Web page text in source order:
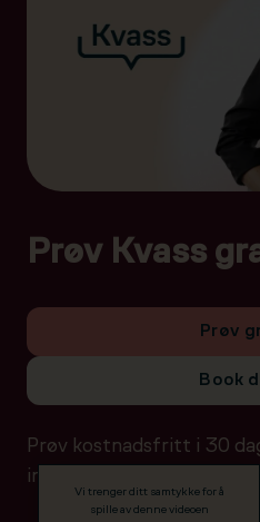
Prøv Kvass
Prøv
Book
Prøv kostnadsfritt i 30
ingen betalingsdetaljer
Vi trenger ditt samtykke for å
spille av denne videoen